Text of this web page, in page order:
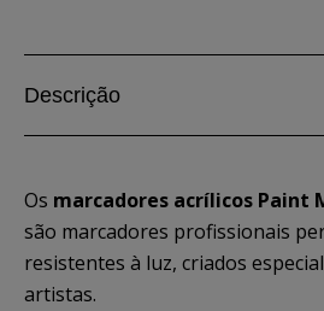
Descrição
Os marcadores acrílicos Paint
são marcadores profissionais
resistentes à luz, criados
artistas.